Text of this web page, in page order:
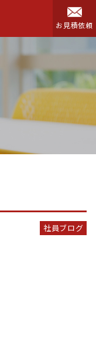
お見積依頼
社員ブログ